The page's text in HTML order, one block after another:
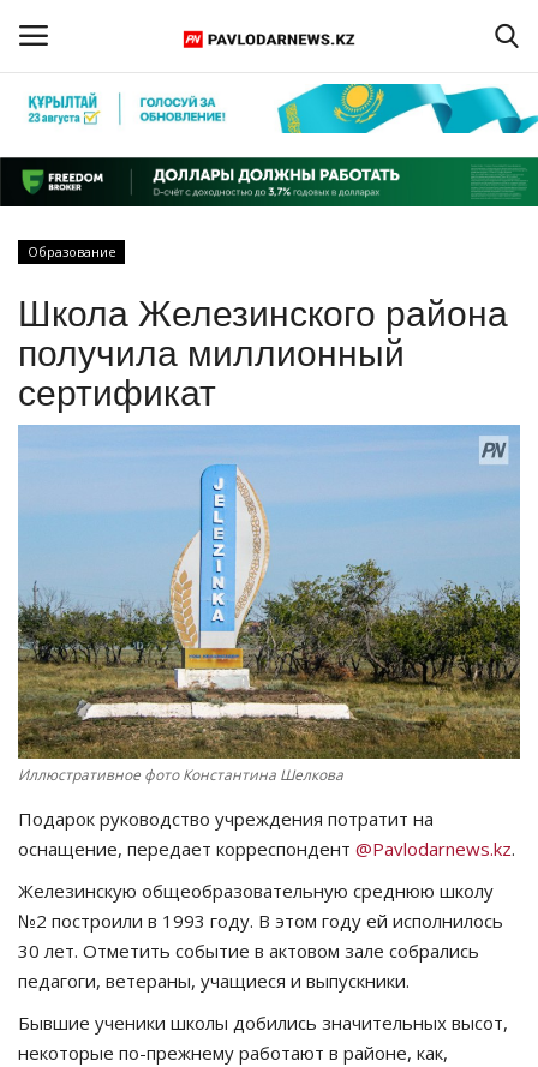
Регистрация
Главная
КАЗАХСТАН
СПОРТ
Чек-лист
РАЗВЛЕЧЕНИЯ
OFFICIAL
Курултай
Язык
Қазақша Русский
Образование
Школа Железинского района
получила миллионный
сертификат
Иллюстративное фото Константина Шелкова
Подарок руководство учреждения потратит на
оснащение, передает корреспондент @Pavlodarnews.kz.
Железинскую общеобразовательную среднюю школу
№2 построили в 1993 году. В этом году ей исполнилось
30 лет. Отметить событие в актовом зале собрались
педагоги, ветераны, учащиеся и выпускники.
Бывшие ученики школы добились значительных высот,
некоторые по-прежнему работают в районе, как,